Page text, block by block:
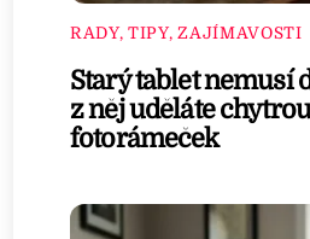
RADY, TIPY, ZAJÍMAVOSTI
Starý tablet nemusí
z něj uděláte
fotorámeček